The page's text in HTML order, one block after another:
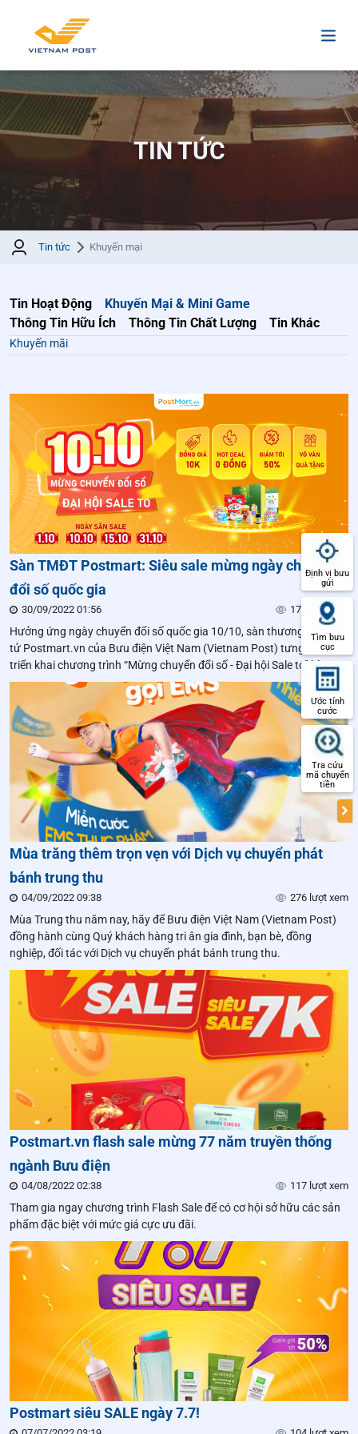
TIN TỨC
Tin tức Khuyến mại
Tin Hoạt Động Khuyến Mại & Mini Game
Khuyến mãi
Thông Tin Hữu Ích Thông Tin Chất Lượng Tin Khác
Sàn TMĐT Postmart: Siêu sale mừng ngày chuyển
đổi số quốc gia
30/09/2022 01:56 176 lượt xem
Hưởng ứng ngày chuyển đổi số quốc gia 10/10, sàn thương mại điện
tử Postmart.vn của Bưu điện Việt Nam (Vietnam Post) tưng bừng
triển khai chương trình “Mừng chuyển đổi số - Đại hội Sale to” kèm
Flash Sale trong 4 ngày (01/10, 10/10, 15/10 và 31/10) giảm giá lên
tới 50% cho nhiều sản phẩm từ các nhãn hàng uy tín.
Mùa trăng thêm trọn vẹn với Dịch vụ chuyển phát
bánh trung thu
04/09/2022 09:38 276 lượt xem
Mùa Trung thu năm nay, hãy để Bưu điện Việt Nam (Vietnam Post)
đồng hành cùng Quý khách hàng tri ân gia đình, bạn bè, đồng
nghiệp, đối tác với Dịch vụ chuyển phát bánh trung thu.
Postmart.vn flash sale mừng 77 năm truyền thống
ngành Bưu điện
04/08/2022 02:38 117 lượt xem
Tham gia ngay chương trình Flash Sale để có cơ hội sở hữu các sản
phẩm đặc biệt với mức giá cực ưu đãi.
Postmart siêu SALE ngày 7.7!
Định vị bưu
gửi
Tìm bưu
cục
Ước tính
cước
Tra cứu
mã chuyển
tiền